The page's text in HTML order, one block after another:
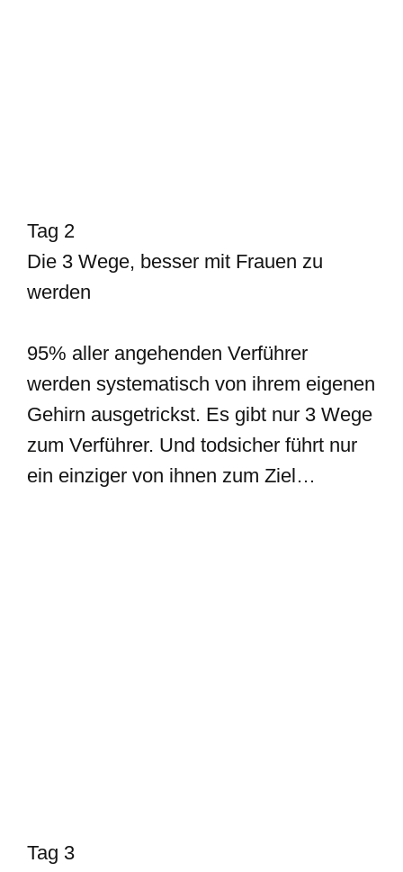
Tag 2
Die 3 Wege, besser mit Frauen zu
werden
95% aller angehenden Verführer
werden systematisch von ihrem eigenen
Gehirn ausgetrickst. Es gibt nur 3 Wege
zum Verführer. Und todsicher führt nur
ein einziger von ihnen zum Ziel…
Tag 3